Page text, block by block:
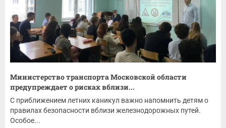
Министерство транспорта Московской области
предупреждает о рисках вблизи...
С приближением летних каникул важно напомнить детям о
правилах безопасности вблизи железнодорожных путей.
Особое...